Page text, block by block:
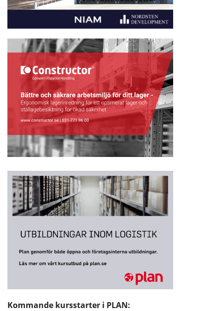
Kommande kursstarter i PLAN: